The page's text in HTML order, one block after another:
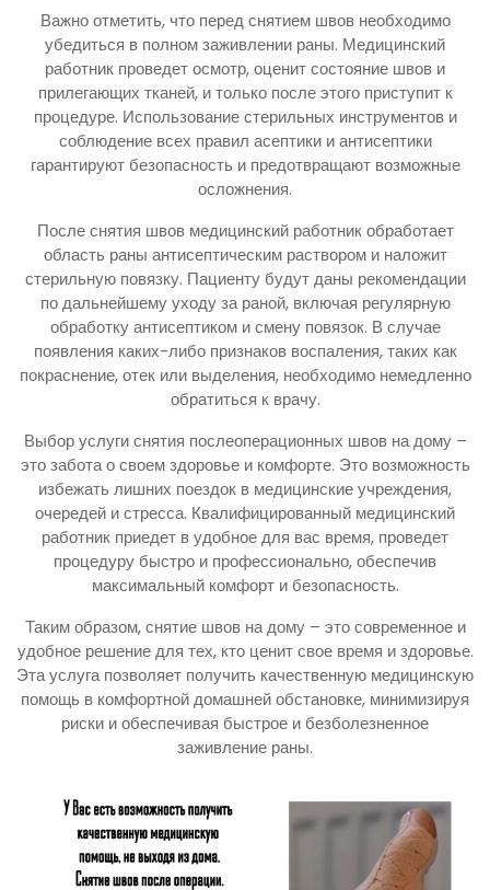
Важно отметить, что перед снятием швов необходимо
убедиться в полном заживлении раны. Медицинский
работник проведет осмотр, оценит состояние швов и
прилегающих тканей, и только после этого приступит к
процедуре. Использование стерильных инструментов и
соблюдение всех правил асептики и антисептики
гарантируют безопасность и предотвращают возможные
осложнения.
После снятия швов медицинский работник обработает
область раны антисептическим раствором и наложит
стерильную повязку. Пациенту будут даны рекомендации
по дальнейшему уходу за раной, включая регулярную
обработку антисептиком и смену повязок. В случае
появления каких-либо признаков воспаления, таких как
покраснение, отек или выделения, необходимо немедленно
обратиться к врачу.
Выбор услуги снятия послеоперационных швов на дому –
это забота о своем здоровье и комфорте. Это возможность
избежать лишних поездок в медицинские учреждения,
очередей и стресса. Квалифицированный медицинский
работник приедет в удобное для вас время, проведет
процедуру быстро и профессионально, обеспечив
максимальный комфорт и безопасность.
Таким образом, снятие швов на дому – это современное и
удобное решение для тех, кто ценит свое время и здоровье.
Эта услуга позволяет получить качественную медицинскую
помощь в комфортной домашней обстановке, минимизируя
риски и обеспечивая быстрое и безболезненное
заживление раны.